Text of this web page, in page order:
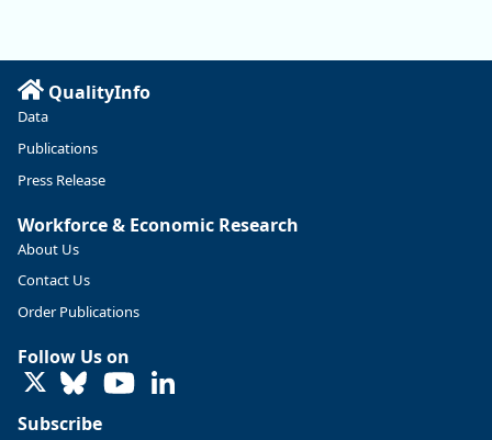
@usbls.bsky.social
Job openings and total separations change little in June;
#BLSdata
QualityInfo
Data
Publications
Press Release
Workforce & Economic Research
About Us
Contact Us
Order Publications
Follow Us on
LinkedIn
Subscribe